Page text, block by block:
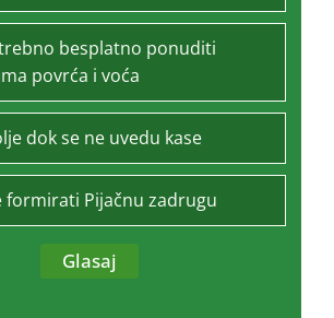
besplatno ponuditi
povrća i voća
dok se ne uvedu kase
formirati Pijačnu zadrugu